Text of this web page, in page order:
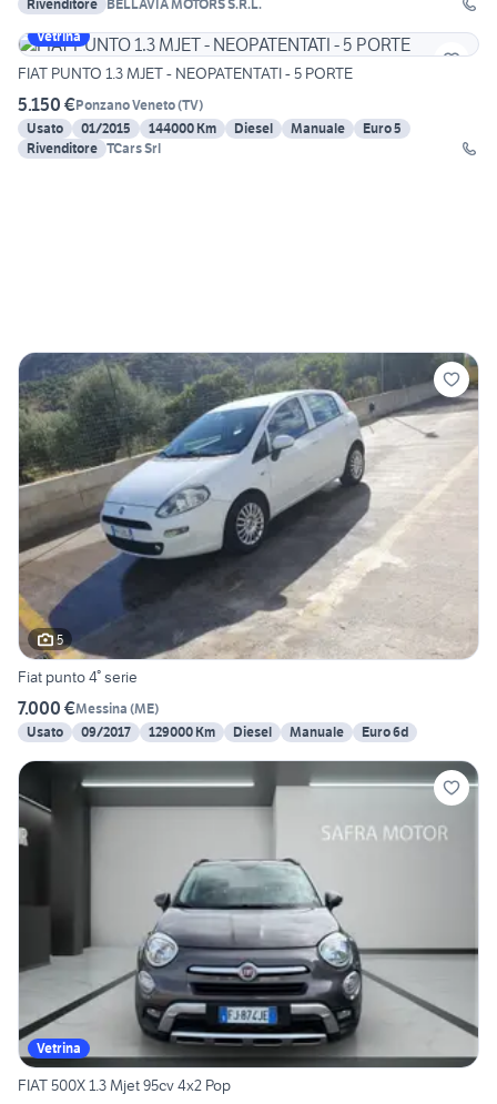
Rivenditore
BELLAVIA MOTORS S.R.L.
Vetrina
FIAT PUNTO 1.3 MJET - NEOPATENTATI - 5 PORTE
5.150 €Ponzano Veneto(TV)
Usato
01/2015 144000 Km Diesel Manuale
Euro 5
Rivenditore TCars Srl
5
Fiat punto 4° serie
7.000 €Messina (ME)
Usato
09/2017 129000 Km Diesel Manuale Euro 6d
Vetrina
FIAT 500X 1.3 Mjet 95cv 4x2 Pop